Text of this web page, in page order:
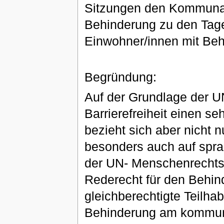
Sitzungen den
Behinderung zu den
Einwohner/innen mit
Begründung:
Auf der Grundlage der
Barrierefreiheit einen
bezieht sich aber nicht
besonders auch auf
der UN-
Rederecht für den
gleichberechtigte
Behinderung am